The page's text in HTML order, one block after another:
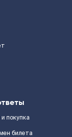
покупка
билета